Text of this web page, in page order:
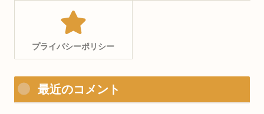
プライバシーポリシー
最近のコメント